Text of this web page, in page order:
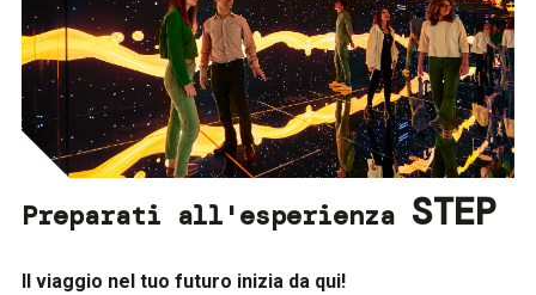
Preparati all'esperienza STEP
Il viaggio nel tuo futuro inizia da qui!